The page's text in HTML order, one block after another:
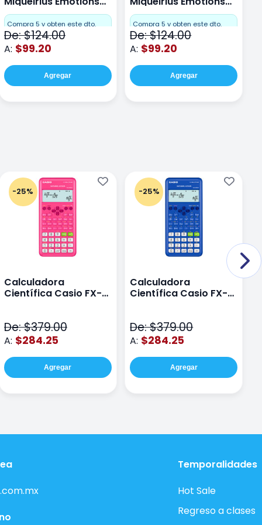
Dots 80 hojas
Compra 5 y obten este dto.
De: $124.00
A: $99.20
Agregar
Dots 80 hojas Lima
Compra 5 y obten este dto.
De: $124.00
A: $99.20
Agregar
-25%
Calculadora
Científica Casio FX-
De: $379.00
A: $284.25
Agregar
-25%
Calculadora
Científica Casio FX-
De: $379.00
A: $284.25
Agregar
Temporalidades
Hot Sale
Regreso a clases